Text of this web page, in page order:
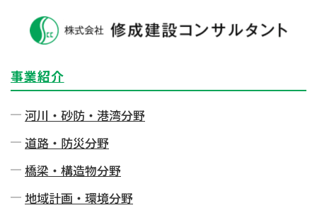
事業紹介
河川・砂防・港湾分野
道路・防災分野
橋梁・構造物分野
地域計画・環境分野